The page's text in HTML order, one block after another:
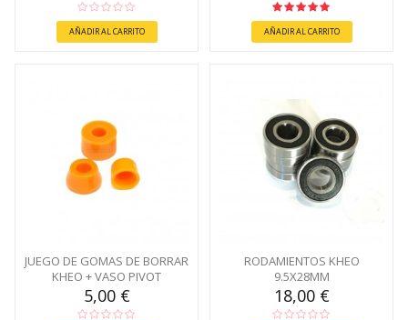
AÑADIR AL CARRITO AÑADIR AL CARRITO
JUEGO DE GOMAS DE BORRAR
KHEO + VASO PIVOT
5,00 €
RODAMIENTOS KHEO
9.5X28MM
18,00 €